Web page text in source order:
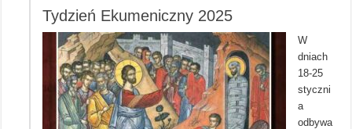
Tydzień Ekumeniczny 2025
W
dniach
18-25
styczni
a
odbywa